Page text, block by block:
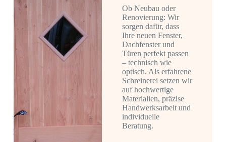
Ob Neubau oder
Renovierung: Wir
sorgen dafür, dass
Ihre neuen Fenster,
Dachfenster und
Türen perfekt passen
– technisch wie
optisch. Als erfahrene
Schreinerei setzen wir
auf hochwertige
Materialien, präzise
Handwerksarbeit und
individuelle
Beratung.